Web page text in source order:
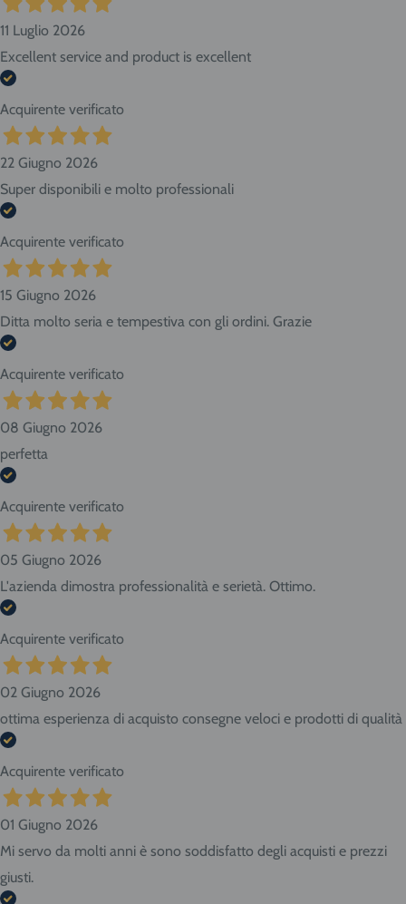
11 Luglio 2026
Excellent service and product is excellent
Acquirente verificato
22 Giugno 2026
Super disponibili e molto professionali
Acquirente verificato
15 Giugno 2026
Ditta molto seria e tempestiva con gli ordini. Grazie
Acquirente verificato
08 Giugno 2026
perfetta
Acquirente verificato
05 Giugno 2026
L'azienda dimostra professionalità e serietà. Ottimo.
Acquirente verificato
02 Giugno 2026
ottima esperienza di acquisto consegne veloci e prodotti di qualità
Acquirente verificato
01 Giugno 2026
Mi servo da molti anni è sono soddisfatto degli acquisti e prezzi
giusti.